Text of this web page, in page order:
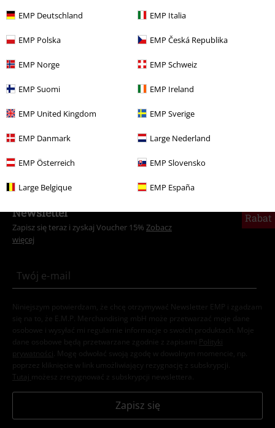
EMP Deutschland EMP Italia
EMP Polska EMP Česká Republika
EMP Norge EMP Schweiz
EMP Suomi EMP Ireland
EMP United Kingdom EMP Sverige
EMP Danmark Large Nederland
EMP Österreich EMP Slovensko
Large Belgique EMP España
Rabat
Newsletter
Zapisz się teraz i zyskaj Voucher 15% Zobacz
więcej
Niniejszym potwierdzam, że chcę otrzymywać Newsletter EMP i zgadzam
się na to, że E.M.P. Merchandising mbH może przetwarzać moje dane
osobowe i wysyłać mi regularnie informacje o swoich produktach. Moje
dane osobowe będą przetwarzane zgodnie z zapisami
Polityki
prywatności . Mogę odwołać swoją zgodę w dowolnym momencie, np.
poprzez kliknięcie w link umożliwiający rezygnację z subskrypcji.
Tutaj możesz zrezygnować z subskrypcji newslettera.
Zapisz się